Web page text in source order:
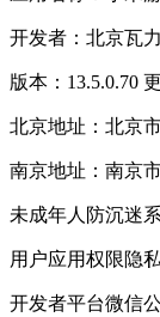
开发者：北京瓦
版本：13.5.0.70
北京地址：北京
南京地址：南京
未成年人防沉迷
用户应用权限隐
开发者平台微信